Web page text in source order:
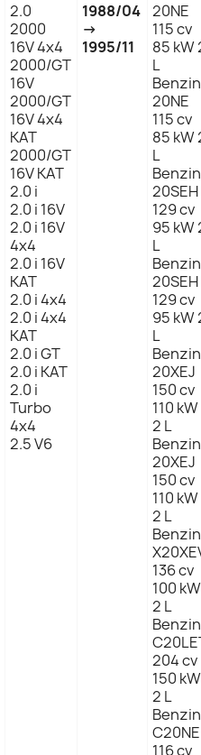
2.0
2000
16V 4x4
2000/GT
16V
2000/GT
16V 4x4
KAT
2000/GT
16V KAT
2.0 i
2.0 i 16V
2.0 i 16V
4x4
2.0 i 16V
KAT
2.0 i 4x4
2.0 i 4x4
KAT
2.0 i GT
2.0 i KAT
2.0 i
Turbo
4x4
2.5 V6
1988/04
→
1995/11
20NE
115 cv
85 kW
L
20NE
115 cv
85 kW
L
20SEH
129 cv
95 kW
L
20SEH
129 cv
95 kW
L
20XEJ
150 cv
110 kW
2 L
20XEJ
150 cv
110 kW
2 L
136 cv
100 kW
2 L
204 cv
150 kW
2 L
C20NE
116 cv